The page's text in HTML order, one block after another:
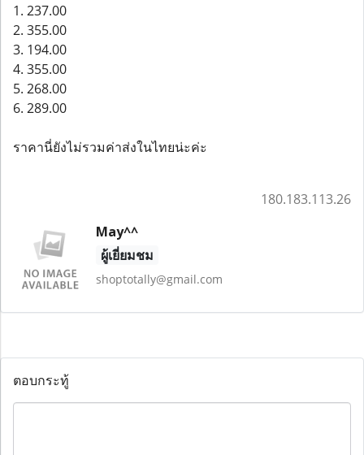
1. 237.00
2. 355.00
3. 194.00
4. 355.00
5. 268.00
6. 289.00
ราคานี่ยังไม่รวมค่าส่งในไทยน่ะค่ะ
180.183.113.26
May^^
ผู้เยี่ยมชม
shoptotally@gmail.com
ตอบกระทู้